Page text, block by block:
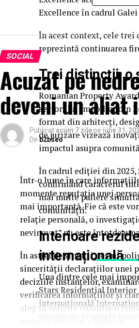
Excellence în cadrul
În acest context, cele
reprezintă continuarea
Trei distincții, o
Romanian Property
sectorului imobiliar din
format din arhitecți,
de jurizare vizează
impactul asupra
În cadrul ediției din
confirmând caracterul
mai multe paliere
comunității.
Interioare
internațională
Una dintre cele mai
Stars Residential
internațională
SOCIAL
Acuzat pe
deveni un aliat
Publicat acum 7 zile pe iulie 31,
De b2bseo
Într-o lume în care
momente reputația unei
mai importantă. Fie că este
relație personală, o
nevinovat” nu este
În astfel de situații,testul
sincerității declarațiilor unei
deciziile instanțelor,
verificarea informațiilor și
aleg să solicite voluntar o